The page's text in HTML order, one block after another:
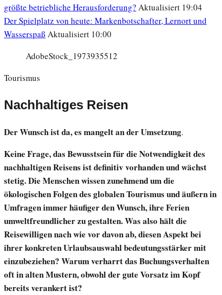
größte betriebliche Herausforderung? Aktualisiert 19:04
Der Spielplatz von heute: Markenbotschafter, Lernort und
Wasserspaß Aktualisiert 10:00
AdobeStock_1973935512
Tourismus
Nachhaltiges Reisen
Der Wunsch ist da, es mangelt an der Umsetzung.
Keine Frage, das Bewusstsein für die Notwendigkeit des
nachhaltigen Reisens ist definitiv vorhanden und wächst
stetig. Die Menschen wissen zunehmend um die
ökologischen Folgen des globalen Tourismus und äußern in
Umfragen immer häufiger den Wunsch, ihre Ferien
umweltfreundlicher zu gestalten. Was also hält die
Reisewilligen nach wie vor davon ab, diesen Aspekt bei
ihrer konkreten Urlaubsauswahl bedeutungsstärker mit
einzubeziehen? Warum verharrt das Buchungsverhalten
oft in alten Mustern, obwohl der gute Vorsatz im Kopf
bereits verankert ist?